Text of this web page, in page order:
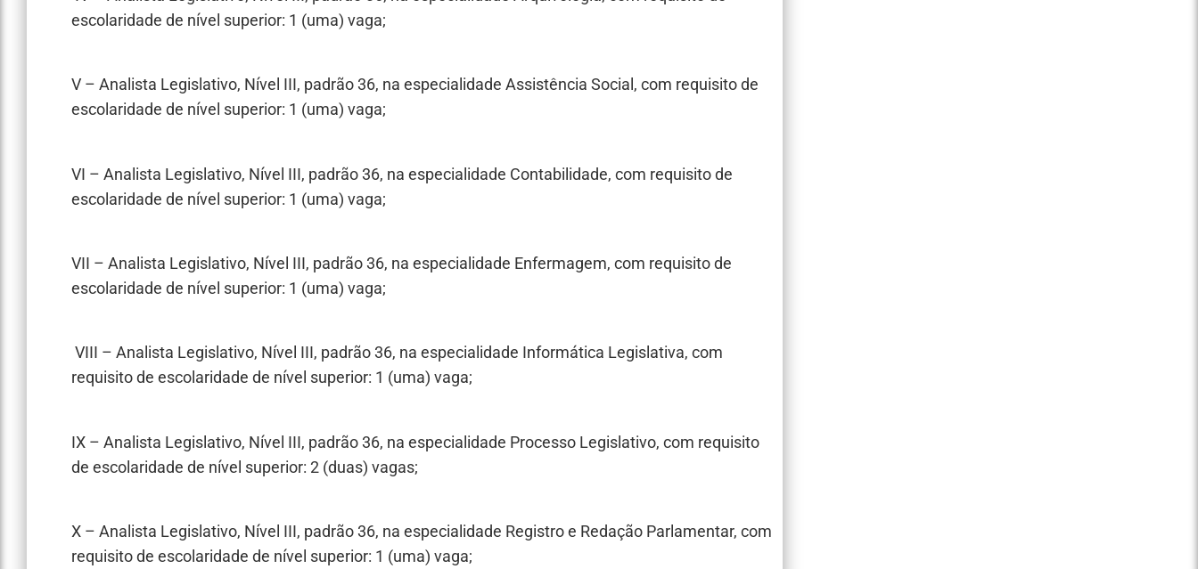
escolaridade de nível superior: 1 (uma) vaga;
V – Analista Legislativo, Nível III, padrão 36, na especialidade Assistência Social, com requisito de
escolaridade de nível superior: 1 (uma) vaga;
VI – Analista Legislativo, Nível III, padrão 36, na especialidade Contabilidade, com requisito de
escolaridade de nível superior: 1 (uma) vaga;
VII – Analista Legislativo, Nível III, padrão 36, na especialidade Enfermagem, com requisito de
escolaridade de nível superior: 1 (uma) vaga;
VIII – Analista Legislativo, Nível III, padrão 36, na especialidade Informática Legislativa, com
requisito de escolaridade de nível superior: 1 (uma) vaga;
IX – Analista Legislativo, Nível III, padrão 36, na especialidade Processo Legislativo, com requisito
de escolaridade de nível superior: 2 (duas) vagas;
X – Analista Legislativo, Nível III, padrão 36, na especialidade Registro e Redação Parlamentar, com
requisito de escolaridade de nível superior: 1 (uma) vaga;